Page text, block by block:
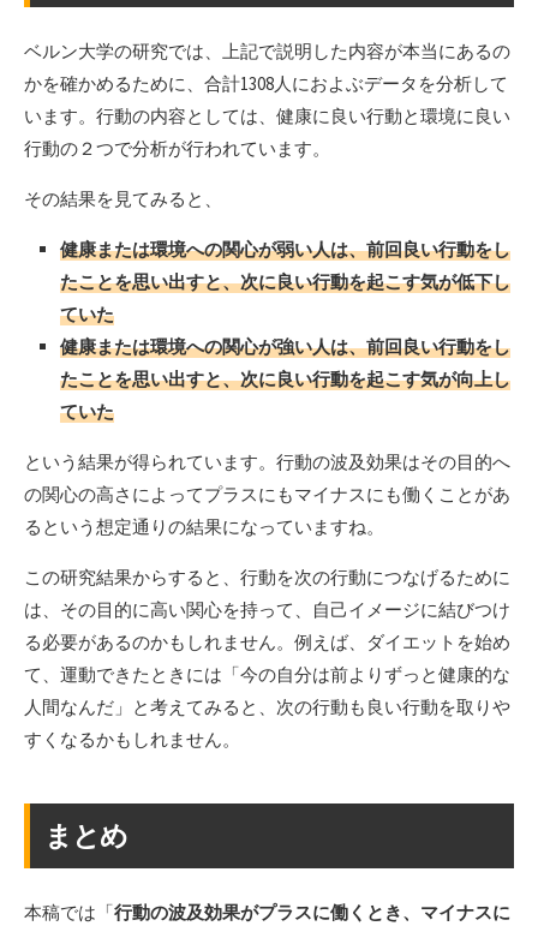
ベルン大学の研究では、上記で説明した内容が本当にあるの
かを確かめるために、合計1308人におよぶデータを分析して
います。行動の内容としては、健康に良い行動と環境に良い
行動の２つで分析が行われています。
その結果を見てみると、
健康または環境への関心が弱い人は、前回良い行動をし
たことを思い出すと、次に良い行動を起こす気が低下し
ていた
健康または環境への関心が強い人は、前回良い行動をし
たことを思い出すと、次に良い行動を起こす気が向上し
ていた
という結果が得られています。行動の波及効果はその目的へ
の関心の高さによってプラスにもマイナスにも働くことがあ
るという想定通りの結果になっていますね。
この研究結果からすると、行動を次の行動につなげるために
は、その目的に高い関心を持って、自己イメージに結びつけ
る必要があるのかもしれません。例えば、ダイエットを始め
て、運動できたときには「今の自分は前よりずっと健康的な
人間なんだ」と考えてみると、次の行動も良い行動を取りや
すくなるかもしれません。
まとめ
本稿では「行動の波及効果がプラスに働くとき、マイナスに